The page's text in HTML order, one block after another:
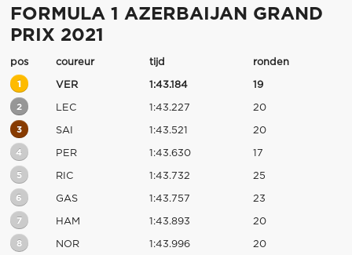
FORMULA 1 AZERBAIJAN GRAND
PRIX 2021
pos coureur tijd ronden
1 VER 1:43.184 19
2 LEC 1:43.227 20
3 SAI 1:43.521 20
4 PER 1:43.630 17
5 RIC 1:43.732 25
6 GAS 1:43.757 23
7 HAM 1:43.893 20
8 NOR 1:43.996 20